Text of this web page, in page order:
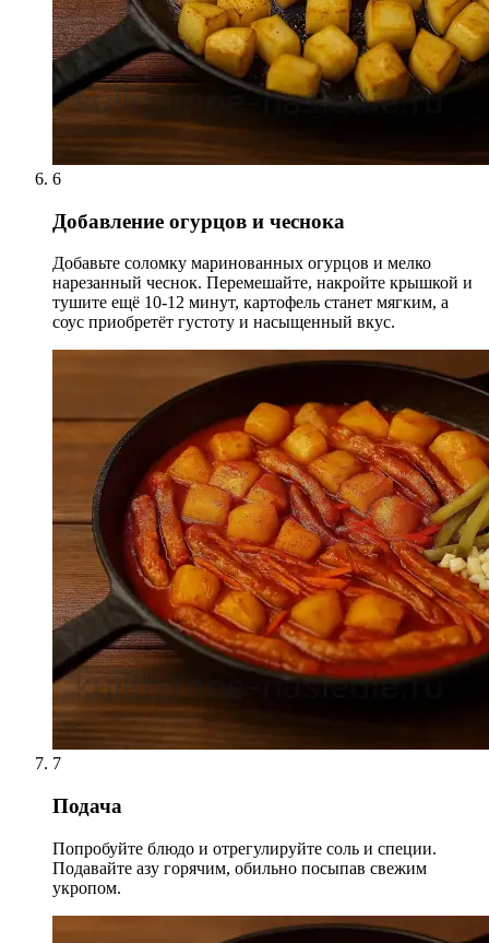
6
Добавление огурцов и чеснока
Добавьте соломку маринованных огурцов и мелко
нарезанный чеснок. Перемешайте, накройте крышкой и
тушите ещё 10-12 минут, картофель станет мягким, а
соус приобретёт густоту и насыщенный вкус.
7
Подача
Попробуйте блюдо и отрегулируйте соль и специи.
Подавайте азу горячим, обильно посыпав свежим
укропом.